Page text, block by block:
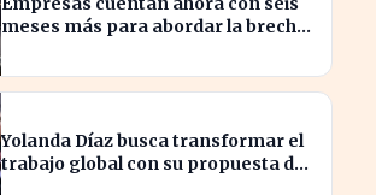
meses más para abordar la brecha
confidencialidad
Yolanda Díaz busca transformar el
trabajo global con su propuesta de